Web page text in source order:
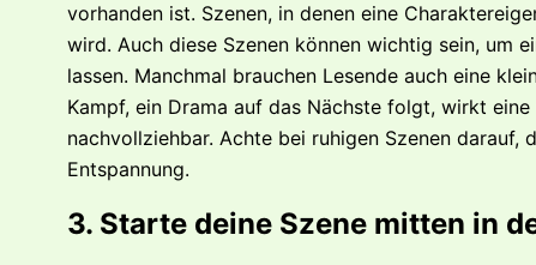
vorhanden ist. Szenen, in denen eine
wird. Auch diese Szenen können wichtig sein, um
lassen. Manchmal brauchen Lesende auch eine
Kampf, ein Drama auf das Nächste folgt, wirkt
nachvollziehbar. Achte bei ruhigen Szenen
Entspannung.
3. Starte deine Szene mitten in